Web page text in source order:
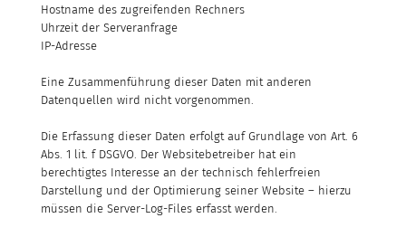
Hostname des zugreifenden Rechners
Uhrzeit der Serveranfrage
IP-Adresse
Eine Zusammenführung dieser Daten mit anderen
Datenquellen wird nicht vorgenommen.
Die Erfassung dieser Daten erfolgt auf Grundlage von Art. 6
Abs. 1 lit. f DSGVO. Der Websitebetreiber hat ein
berechtigtes Interesse an der technisch fehlerfreien
Darstellung und der Optimierung seiner Website – hierzu
müssen die Server-Log-Files erfasst werden.